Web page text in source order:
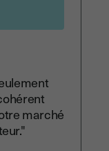
marché